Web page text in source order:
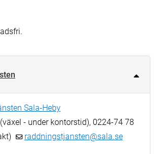
Sala-Heby
- under kontorstid), 0224-74 78
raddningstjansten@sala.se